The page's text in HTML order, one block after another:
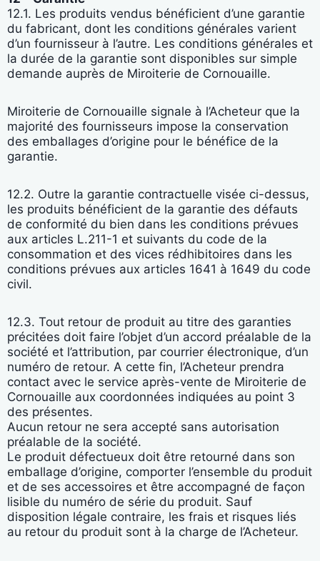
12.1. Les produits vendus bénéficient d’une garantie
du fabricant, dont les conditions générales varient
d’un fournisseur à l’autre. Les conditions générales et
la durée de la garantie sont disponibles sur simple
demande auprès de Miroiterie de Cornouaille.
Miroiterie de Cornouaille signale à l’Acheteur que la
majorité des fournisseurs impose la conservation
des emballages d’origine pour le bénéfice de la
garantie.
12.2. Outre la garantie contractuelle visée ci-dessus,
les produits bénéficient de la garantie des défauts
de conformité du bien dans les conditions prévues
aux articles L.211-1 et suivants du code de la
consommation et des vices rédhibitoires dans les
conditions prévues aux articles 1641 à 1649 du code
civil.
12.3. Tout retour de produit au titre des garanties
précitées doit faire l’objet d’un accord préalable de la
société et l’attribution, par courrier électronique, d’un
numéro de retour. A cette fin, l’Acheteur prendra
contact avec le service après-vente de Miroiterie de
Cornouaille aux coordonnées indiquées au point 3
des présentes.
Aucun retour ne sera accepté sans autorisation
préalable de la société.
Le produit défectueux doit être retourné dans son
emballage d’origine, comporter l’ensemble du produit
et de ses accessoires et être accompagné de façon
lisible du numéro de série du produit. Sauf
disposition légale contraire, les frais et risques liés
au retour du produit sont à la charge de l’Acheteur.